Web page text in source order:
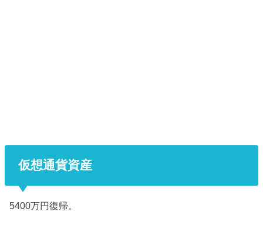
仮想通貨資産
5400万円復帰。